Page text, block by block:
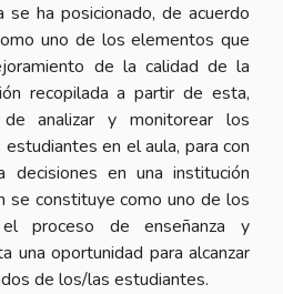
se ha posicionado, de acuerdo
uno de los elementos que
de la calidad de la
recopilada a partir de esta,
analizar y monitorear los
en el aula, para con
en una institución
se constituye como uno de los
proceso de enseñanza y
una oportunidad para alcanzar
de los/las estudiantes.